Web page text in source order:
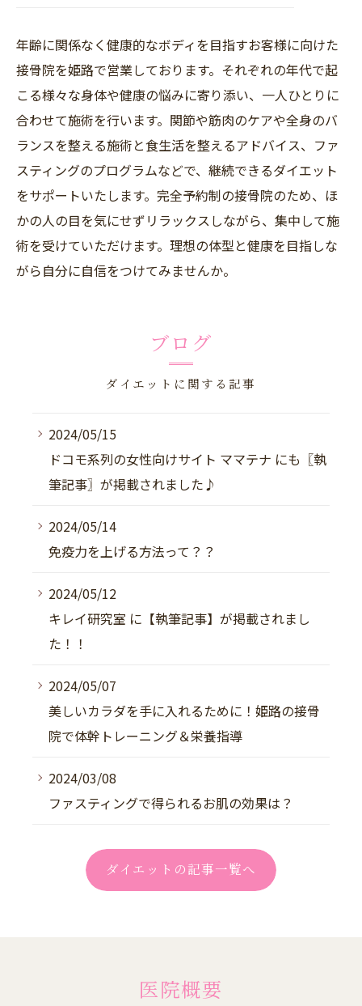
年齢に関係なく健康的なボディを目指すお客様に向けた
接骨院を姫路で営業しております。それぞれの年代で起
こる様々な身体や健康の悩みに寄り添い、一人ひとりに
合わせて施術を行います。関節や筋肉のケアや全身のバ
ランスを整える施術と食生活を整えるアドバイス、ファ
スティングのプログラムなどで、継続できるダイエット
をサポートいたします。完全予約制の接骨院のため、ほ
かの人の目を気にせずリラックスしながら、集中して施
術を受けていただけます。理想の体型と健康を目指しな
がら自分に自信をつけてみませんか。
ブログ
ダイエットに関する記事
2024/05/15
ドコモ系列の女性向けサイト ママテナ にも〖執
筆記事〗が掲載されました♪
2024/05/14
免疫力を上げる方法って？？
2024/05/12
キレイ研究室 に【執筆記事】が掲載されまし
た！！
2024/05/07
美しいカラダを手に入れるために！姫路の接骨
院で体幹トレーニング＆栄養指導
2024/03/08
ファスティングで得られるお肌の効果は？
ダイエットの記事一覧へ
医院概要